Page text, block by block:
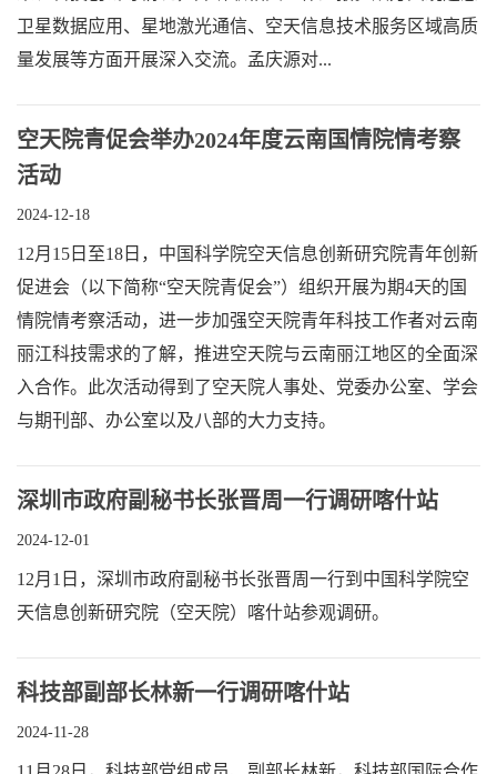
卫星数据应用、星地激光通信、空天信息技术服务区域高质
量发展等方面开展深入交流。孟庆源对...
空天院青促会举办2024年度云南国情院情考察
活动
2024-12-18
12月15日至18日，中国科学院空天信息创新研究院青年创新
促进会（以下简称“空天院青促会”）组织开展为期4天的国
情院情考察活动，进一步加强空天院青年科技工作者对云南
丽江科技需求的了解，推进空天院与云南丽江地区的全面深
入合作。此次活动得到了空天院人事处、党委办公室、学会
与期刊部、办公室以及八部的大力支持。
深圳市政府副秘书长张晋周一行调研喀什站
2024-12-01
12月1日，深圳市政府副秘书长张晋周一行到中国科学院空
天信息创新研究院（空天院）喀什站参观调研。
科技部副部长林新一行调研喀什站
2024-11-28